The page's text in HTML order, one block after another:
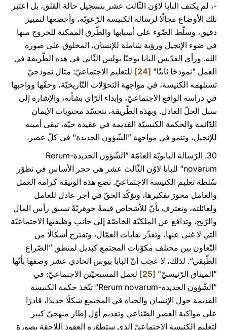
-، لم يكتف البابا لاوُن الثّالث عشر بتسجيل حالة القلق، بل اعتبر
تلك الأوضاع مجالًا لرسالة الكنيسة الرّعويّة، وأخضعها لتمييز
دقيق، وسلّط الضّوء على أسبابها والطّرق الممكنة للخروج منها
في ضوء الإنجيل ورؤية شاملة للإنسان، المخلوق على صورة
الله. ورأى القدّيس البابا يوحنّا بولس الثّاني في هذه الطّريقة في
العمل "نموذجًا ثابتًا" [24]
للتعليم الاجتماعيّ: مثال نموذجيّ
تستلهمه الكنيسة، في مواجهة التحوّلات التّاريخيّة، وحقّها وواجبها
في دراسة الواقع الاجتماعيّ، وإبداء الرّأي بشأنه، والإشارة إلى
سبل الحلّ العادل. وبهذه الطّريقة، تتجسّد محتويات الإيمان
الدّائمة والحكمة الكنسيّة القديمة في عقيدة حيّة، تبقى أمينة
للإنجيل، وتنمو في مواجهة ”الشّؤون الجديدة“ في كلّ عصر.
30. الرّسالة البابويّة العامّة ”الشّؤون الجديدة-Rerum
novarum“ للبابا لاوُن الثّالث عشر هي حجر الأساس في تطوّر
سُلطة تعليم الكنيسة الاجتماعيّ. تضع هذه الوثيقة كرامة العمل
والعامل محورَ تفكيرها، وتؤكّد الحقّ في أجر عادل للعامل
ولعائلته، وتعترف بأنّ للأشخاص قيمةً جوهريّةً تسبق رأس المال
والرّبح، وتدافع عن الملكيّة الخاصّة إلى جانب وظيفتها الاجتماعيّة
التي لا غنى عنها، وتقدِّر نقابات العمّال، وتقترح أشكالًا من
التّعاون بين مختلف مكوّنات المجتمع كبديل لمنطق ”الصّراع
الطّبقي“. لذلك، لا عجب أنّ البابا بيوس الحادي عشر وصفها بأنّها
"الميثاق الرّئيسيّ" [25]
لعمل المسيحيّين الاجتماعيّ: في
”الشّؤون الجديدة-Rerum novarum“
تتّخذ حكمة الكنيسة
القديمة حول الإنسان والحياة في المجتمع شكلًا جديدًا، قادرًا
على مواكبة العصر الصّناعي وتقديم أوّل إطار منهجيّ كبير
لتعليم الكنيسة الاجتماعيّ الذي ستطوّره العقود اللاحقة بصورة